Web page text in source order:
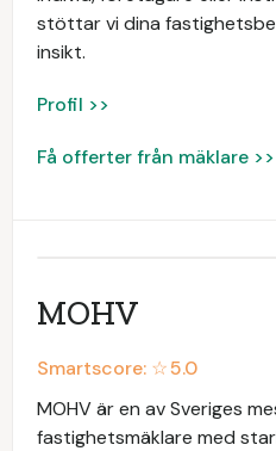
stöttar vi dina
insikt.
Profil >>
Få offerter från mäklare >>
MOHV
Smartscore: ☆5.0
MOHV är en av Sveriges
fastighetsmäklare med